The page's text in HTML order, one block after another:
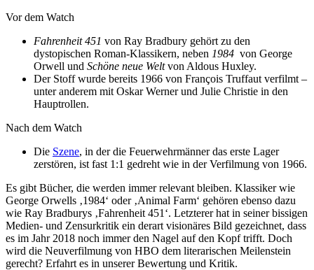
Vor dem Watch
Fahrenheit 451 von Ray Bradbury gehört zu den
dystopischen Roman-Klassikern, neben 1984 von George
Orwell und Schöne neue Weltvon Aldous Huxley.
Der Stoff wurde bereits 1966 von François Truffaut verfilmt –
unter anderem mit Oskar Werner und Julie Christie in den
Hauptrollen.
Nach dem Watch
Die Szene, in der die Feuerwehrmänner das erste Lager
zerstören, ist fast 1:1 gedreht wie in der Verfilmung von 1966.
Es gibt Bücher, die werden immer relevant bleiben. Klassiker wie
George Orwells ‚1984‘ oder ‚Animal Farm‘ gehören ebenso dazu
wie Ray Bradburys ‚Fahrenheit 451‘. Letzterer hat in seiner bissigen
Medien- und Zensurkritik ein derart visionäres Bild gezeichnet, dass
es im Jahr 2018 noch immer den Nagel auf den Kopf trifft. Doch
wird die Neuverfilmung von HBO dem literarischen Meilenstein
gerecht? Erfahrt es in unserer Bewertung und Kritik.